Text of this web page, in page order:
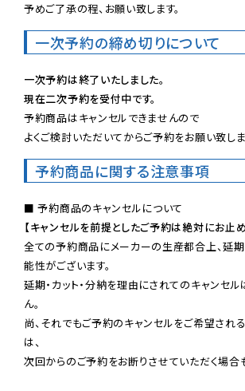
予めご了承の程、お願い致します。
一次予約の締め切りについて
一次予約は終了いたしました。
現在二次予約を受付中です。
予約商品はキャンセルできませんので
よくご検討いただいてからご予約をお願い致しま
予約商品に関する注意事項
【キャンセルを前提としたご予約は絶対にお止
全ての予約商品にメーカーの生産都合上、延期
能性がございます。
延期・カット・分納を理由にされてのキャンセ
ん。
尚、それでもご予約のキャンセルをご希望され
は、
次回からのご予約をお断りさせていただく場合